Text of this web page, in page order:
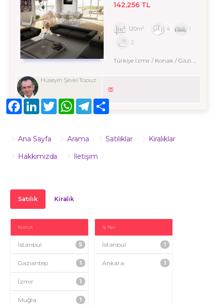
142,256 TL
120m² 4
1
2
Türkiye İzmir / Konak/ Gazi Bulvarı
Hüseyin Şevki Topuz
Ana Sayfa Arama Satılıklar
Kiralıklar
Hakkımızda
İletişim
Satılık Kiralık
Konut
İstanbul 5
Gaziantep 1
İzmir 1
Muğla 1
İş Yeri
İstanbul 1
Ankara 1
FacebookLinkedInTwitter WhatsAppTelegram